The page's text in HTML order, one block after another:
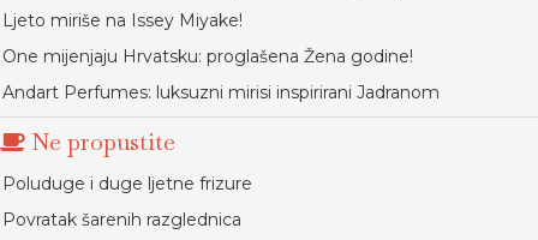
Ljeto miriše na Issey Miyake!
One mijenjaju Hrvatsku: proglašena Žena godine!
Andart Perfumes: luksuzni mirisi inspirirani Jadranom
Ne propustite
Poluduge i duge ljetne frizure
Povratak šarenih razglednica